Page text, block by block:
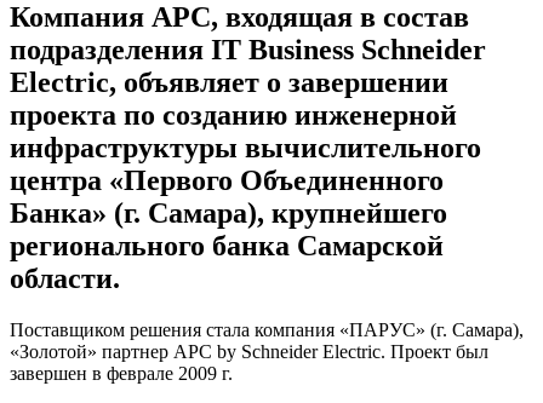
Компания APC, входящая в состав
подразделения IT Business Schneider
Electric, объявляет о завершении
проекта по созданию инженерной
инфраструктуры вычислительного
центра «Первого Объединенного
Банка» (г. Самара), крупнейшего
регионального банка Самарской
области.
Поставщиком решения стала компания «ПАРУС» (г. Самара),
«Золотой» партнер АРС by Schneider Electric. Проект был
завершен в феврале 2009 г.